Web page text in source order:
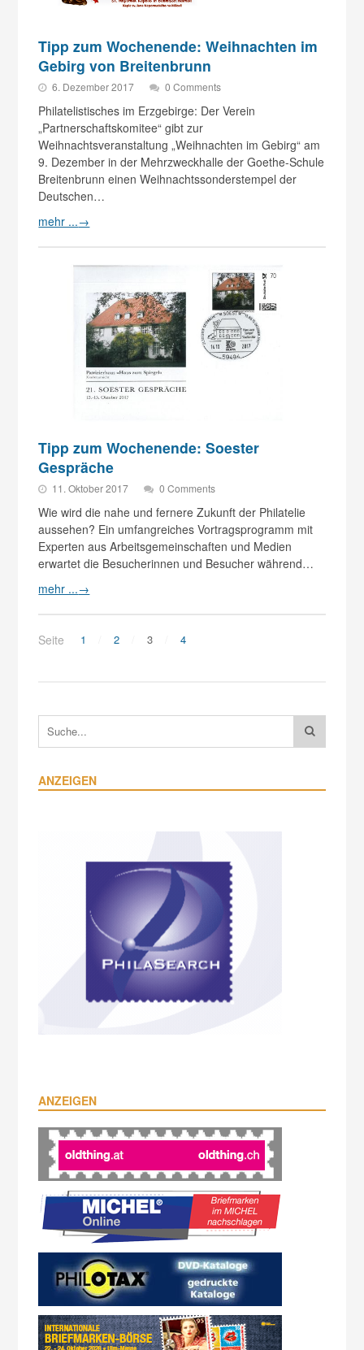
Tipp zum Wochenende: Weihnachten im
Gebirg von Breitenbrunn
6. Dezember 2017 0 Comments
Philatelistisches im Erzgebirge: Der Verein
„Partnerschaftskomitee“ gibt zur
Weihnachtsveranstaltung „Weihnachten im Gebirg“ am
9. Dezember in der Mehrzweckhalle der Goethe-Schule
Breitenbrunn einen Weihnachtssonderstempel der
Deutschen…
mehr ...→
Tipp zum Wochenende: Soester
Gespräche
11. Oktober 2017 0 Comments
Wie wird die nahe und fernere Zukunft der Philatelie
aussehen? Ein umfangreiches Vortragsprogramm mit
Experten aus Arbeitsgemeinschaften und Medien
erwartet die Besucherinnen und Besucher während…
mehr ...→
Seite 1 2 3 4
ANZEIGEN
ANZEIGEN